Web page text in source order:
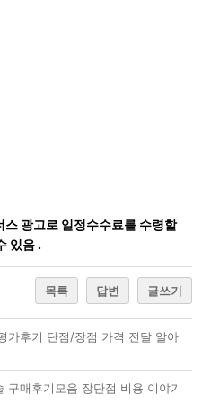
스 광고로 일정수수료를 수령할
있음 .
목록 답변 글쓰기
가후기 단점/장점 가격 전달 알아
구매후기모음 장단점 비용 이야기